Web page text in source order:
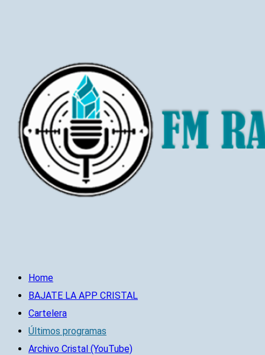
Home
BAJATE LA APP CRISTAL
Cartelera
Últimos programas
Archivo Cristal (YouTube)